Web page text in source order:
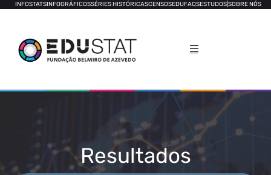
INFOSTATSINFOGRÁFICOSSÉRIES HISTÓRICASCENSOSEDUFAQSESTUDOSSOBRE NÓS
Resultados